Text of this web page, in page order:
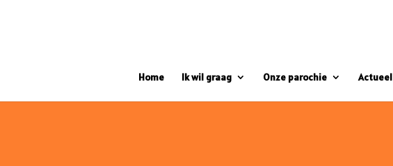
Home Ik wil graag Onze parochie Actueel